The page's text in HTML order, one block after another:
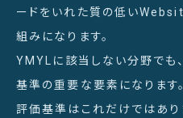
ードをいれた質の低い
組みになります。
YMYLに該当しない分野でも
基準の重要な要素になります。
評価基準はこれだけではあり